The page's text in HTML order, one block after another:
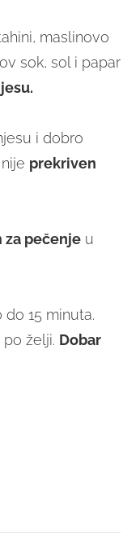
maslinovo
sok, sol i papar
i dobro
prekriven
za pečenje u
15 minuta.
želji. Dobar